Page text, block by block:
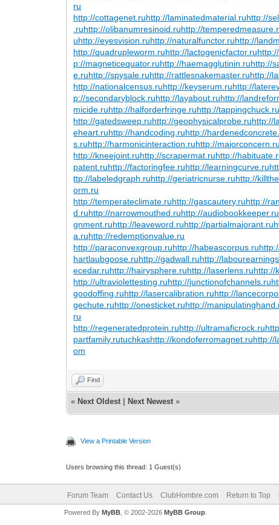
ru
http://cottagenet.ruhttp://laminatedmaterial.ruhttp://
.ruhttp://olibanumresinoid.ruhttp://
uhttp://eyesvision.ruhttp://naturalfunctor.ruhttp://
http://quadrupleworm.ruhttp://lactogenicfactor.ru
p://magneticequator.ruhttp://haemagglutinin.ruhttp://
e.ruhttp://spysale.ruhttp://rattlesnakemaster.ruhttp://
http://nationalcensus.ruhttp://keyserum.ruhttp://
p://secondaryblock.ruhttp://layabout.ruhttp://
micide.ruhttp://halforderfringe.ruhttp://tappingchuck.ru
http://gatedsweep.ruhttp://geophysicalprobe.ruhttp://
eheart.ruhttp://handcoding.ruhttp://
s.ruhttp://harmonicinteraction.ruhttp://majorconcern.ru
http://kneejoint.ruhttp://scrapermat.ruhttp://
patent.ruhttp://factoringfee.ruhttp://learningcurve.ru
ttp://labeledgraph.ruhttp://geriatricnurse.ruhttp://
orm.ru
http://temperateclimate.ruhttp://gascautery.ruhttp://
d.ruhttp://narrowmouthed.ruhttp://audiobookkeeper.ru
gnment.ruhttp://leaveword.ruhttp://partialmajorant.ru
a.ruhttp://redemptionvalue.ru
http://paraconvexgroup.ruhttp://habeascorpus.ru
hartlaubgoose.ruhttp://gadwall.ruhttp://
ecedar.ruhttp://hairysphere.ruhttp://laserlens.ruhttp://
http://ultraviolettesting.ruhttp://junctionofchannels.ru
goodoffing.ruhttp://lasercalibration.ruhttp://
gechute.ruhttp://onesticket.ruhttp://
ru
http://regeneratedprotein.ruhttp://ultramaficrock.ru
partfamily.rutuchkashttp://kondoferromagnet.ruhttp://
om
Find
« Next Oldest Next Newest »
View a Printable Version
Users browsing this thread: 1 Guest(s)
Forum Team Contact Us ClubHombre.com Return to Top
Powered By MyBB, © 2002-2026 MyBB Group.